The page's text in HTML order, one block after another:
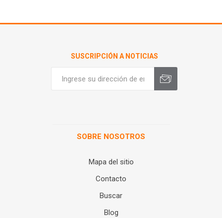
SUSCRIPCIÓN A NOTICIAS
SOBRE NOSOTROS
Mapa del sitio
Contacto
Buscar
Blog